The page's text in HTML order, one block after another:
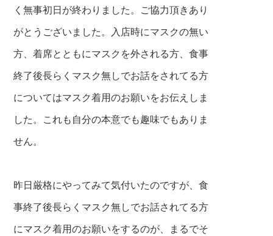
く無事初日が終わりました。ご協力頂きあり
がとうございました。入店時にマスクの無い
方、着席とともにマスクを外される方、食事
終了後長らくマスク無しでお話をされてる方
についてはマスク着用のお願いをお伝えしま
した。これも自分の本意でも趣味でもありま
せん。
昨日厳格にやってみて気付いたのですが、食
事終了後長らくマスク無しでお話されてる方
にマスク着用のお願いをするのが、まるでそ